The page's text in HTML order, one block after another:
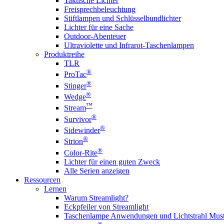
Freisprechbeleuchtung
Stiftlampen und Schlüsselbundlichter
Lichter für eine Sache
Outdoor-Abenteuer
Ultraviolette und Infrarot-Taschenlampen
Produktreihe
TLR
ProTac®
Stinger®
Wedge®
Stream™
Survivor®
Sidewinder®
Strion®
Color-Rite®
Lichter für einen guten Zweck
Alle Serien anzeigen
Ressourcen
Lernen
Warum Streamlight?
Eckpfeiler von Streamlight
Taschenlampe Anwendungen und Lichtstrahl